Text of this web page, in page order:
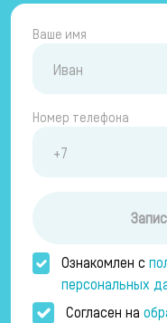
Ваше имя
Номер телефона
Ознакомлен с
персональных
Согласен на